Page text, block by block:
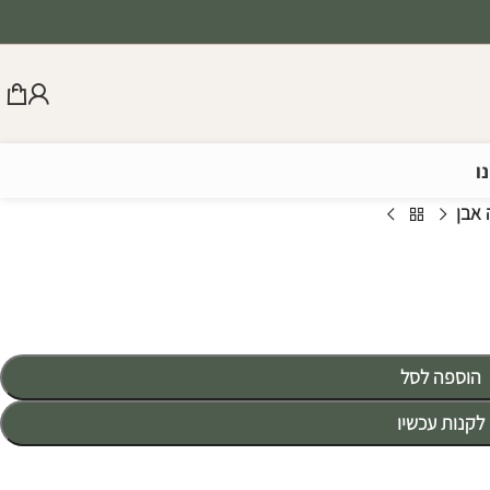
אבן
הוספה לסל
לקנות עכשיו